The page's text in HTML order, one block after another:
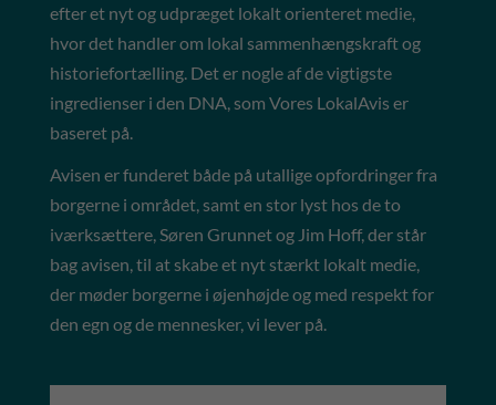
efter et nyt og udpræget lokalt orienteret medie,
hvor det handler om lokal sammenhængskraft og
historiefortælling. Det er nogle af de vigtigste
ingredienser i den DNA, som Vores LokalAvis er
baseret på.
Avisen er funderet både på utallige opfordringer fra
borgerne i området, samt en stor lyst hos de to
iværksættere, Søren Grunnet og Jim Hoff, der står
bag avisen, til at skabe et nyt stærkt lokalt medie,
der møder borgerne i øjenhøjde og med respekt for
den egn og de mennesker, vi lever på.